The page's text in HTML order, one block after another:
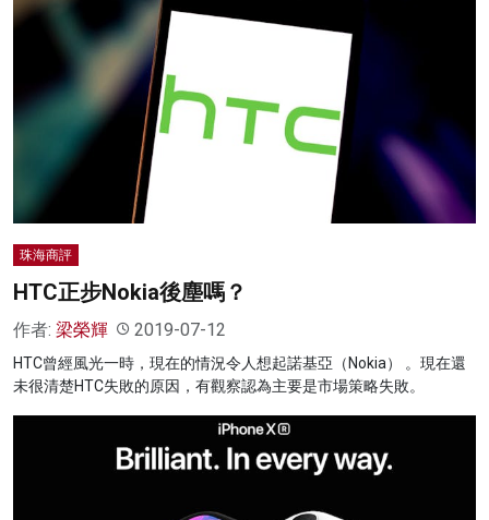
珠海商評
HTC正步Nokia後塵嗎？
作者: 梁榮輝 2019-07-12
HTC曾經風光一時，現在的情況令人想起諾基亞（Nokia） 。現在還
未很清楚HTC失敗的原因，有觀察認為主要是市場策略失敗。